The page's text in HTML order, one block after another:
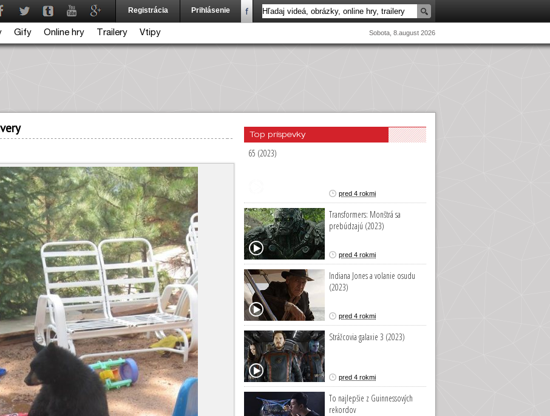
Registrácia Prihlásenie
Gify Online hry Trailery Vtipy Sobota, 8.august 2026
Top príspevky
65 (2023)
pred 4 rokmi
Transformers: Monštrá sa
prebúdzajú (2023)
pred 4 rokmi
Indiana Jones a volanie osudu
(2023)
pred 4 rokmi
Strážcovia galaxie 3 (2023)
pred 4 rokmi
To najlepšie z Guinnessových
rekordov